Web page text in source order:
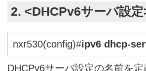
2. <DHCPv6サーバ設定
nxr530(config)#ipv6 dhcp-
DHCPv6サーバ設定の名前を定